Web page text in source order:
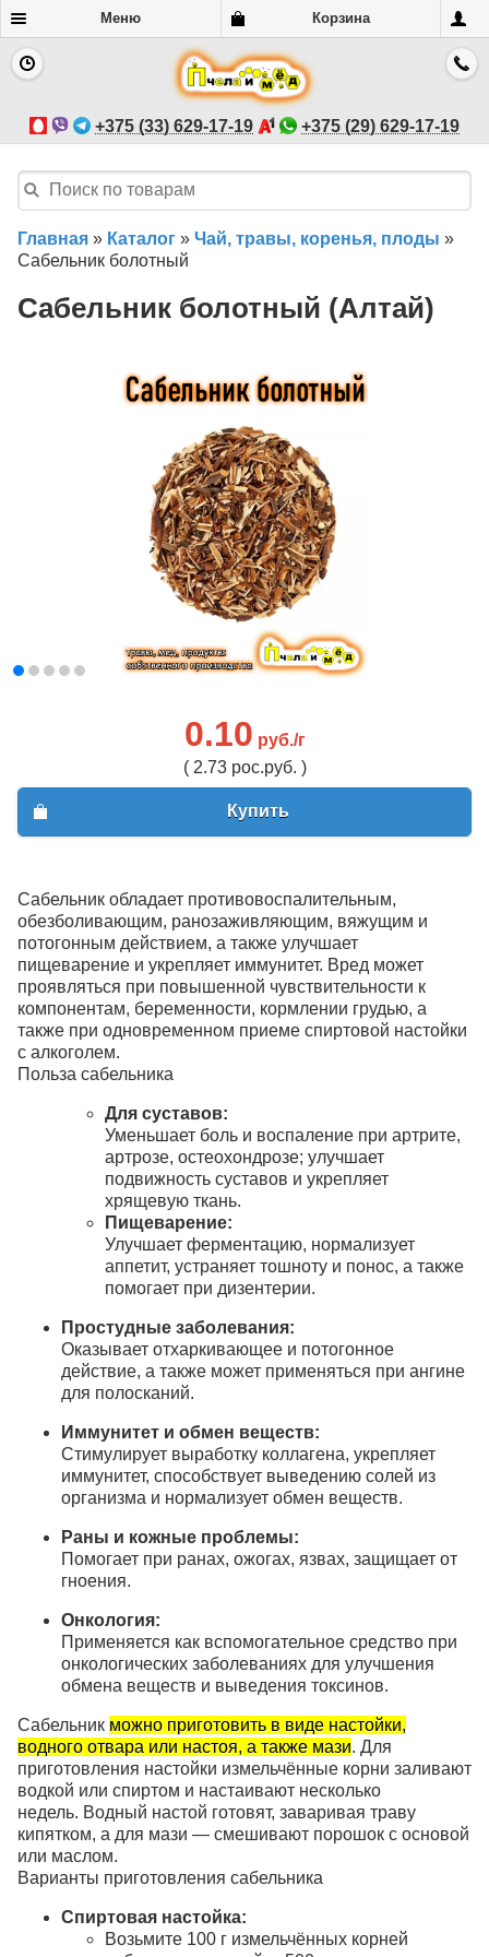
Меню Корзина
+375 (33) 629-17-19 +375 (29) 629-17-19
Главная » Каталог » Чай, травы, коренья, плоды »
Сабельник болотный
Сабельник болотный (Алтай)
0.10 руб./г
( 2.73 рос.руб. )
Купить
Сабельник обладает противовоспалительным,
обезболивающим, ранозаживляющим, вяжущим и
потогонным действием, а также улучшает
пищеварение и укрепляет иммунитет. Вред может
проявляться при повышенной чувствительности к
компонентам, беременности, кормлении грудью, а
также при одновременном приеме спиртовой настойки
с алкоголем.
Польза сабельника
Для суставов:
Уменьшает боль и воспаление при артрите,
артрозе, остеохондрозе; улучшает
подвижность суставов и укрепляет
хрящевую ткань.
Пищеварение:
Улучшает ферментацию, нормализует
аппетит, устраняет тошноту и понос, а также
помогает при дизентерии.
Простудные заболевания:
Оказывает отхаркивающее и потогонное
действие, а также может применяться при ангине
для полосканий.
Иммунитет и обмен веществ:
Стимулирует выработку коллагена, укрепляет
иммунитет, способствует выведению солей из
организма и нормализует обмен веществ.
Раны и кожные проблемы:
Помогает при ранах, ожогах, язвах, защищает от
гноения.
Онкология:
Применяется как вспомогательное средство при
онкологических заболеваниях для улучшения
обмена веществ и выведения токсинов.
Сабельник можно приготовить в виде настойки,
водного отвара или настоя, а также мази. Для
приготовления настойки измельчённые корни заливают
водкой или спиртом и настаивают несколько
недель. Водный настой готовят, заваривая траву
кипятком, а для мази — смешивают порошок с основой
или маслом.
Варианты приготовления сабельника
Спиртовая настойка:
Возьмите 100 г измельчённых корней